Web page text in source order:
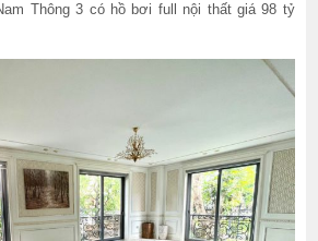
Thông 3 có hồ bơi full nội thất giá 98 tỷ